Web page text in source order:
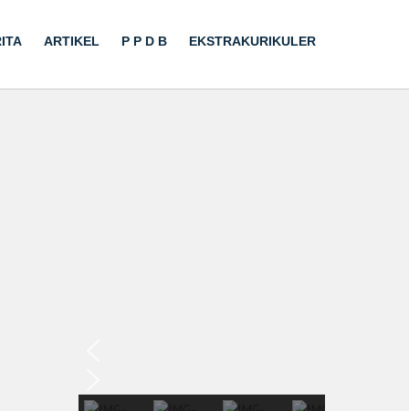
ARTIKEL P P D B EKSTRAKURIKULER